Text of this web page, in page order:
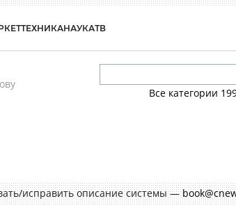
ТЕХНИКАНАУКАТВ
Все категории
исправить описание системы —